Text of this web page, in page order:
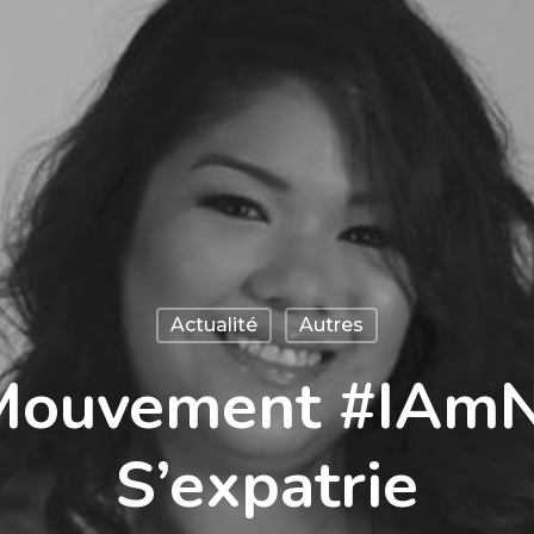
Actualité Autres
S’expatrie